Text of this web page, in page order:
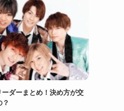
ダーまとめ！決め方が交